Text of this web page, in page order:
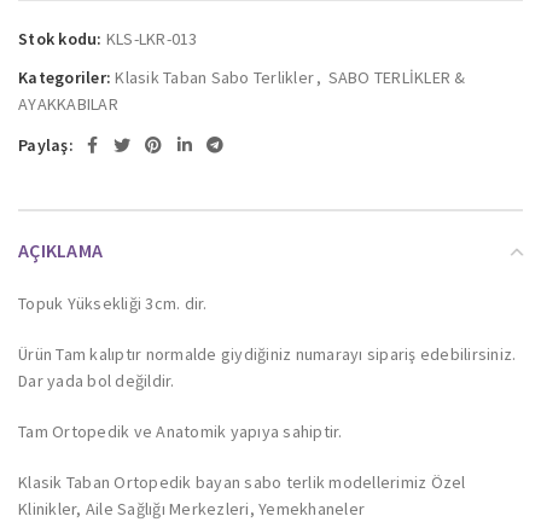
Stok kodu: KLS-LKR-013
Kategoriler: Klasik Taban Sabo Terlikler, SABO TERLİKLER &
AYAKKABILAR
Paylaş:
AÇIKLAMA
Topuk Yüksekliği 3cm. dir.
Ürün Tam kalıptır normalde giydiğiniz numarayı sipariş edebilirsiniz.
Dar yada bol değildir.
Tam Ortopedik ve Anatomik yapıya sahiptir.
Klasik Taban Ortopedik bayan sabo terlik modellerimiz Özel
Klinikler, Aile Sağlığı Merkezleri, Yemekhaneler